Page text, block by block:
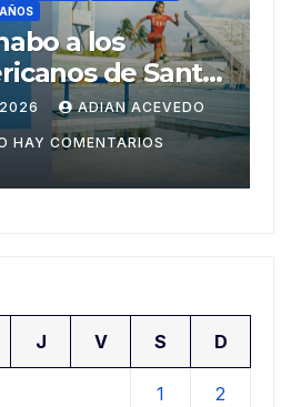
a los
de Santo
ADIAN ACEVEDO
HAY COMENTARIOS
J V S D
1 2